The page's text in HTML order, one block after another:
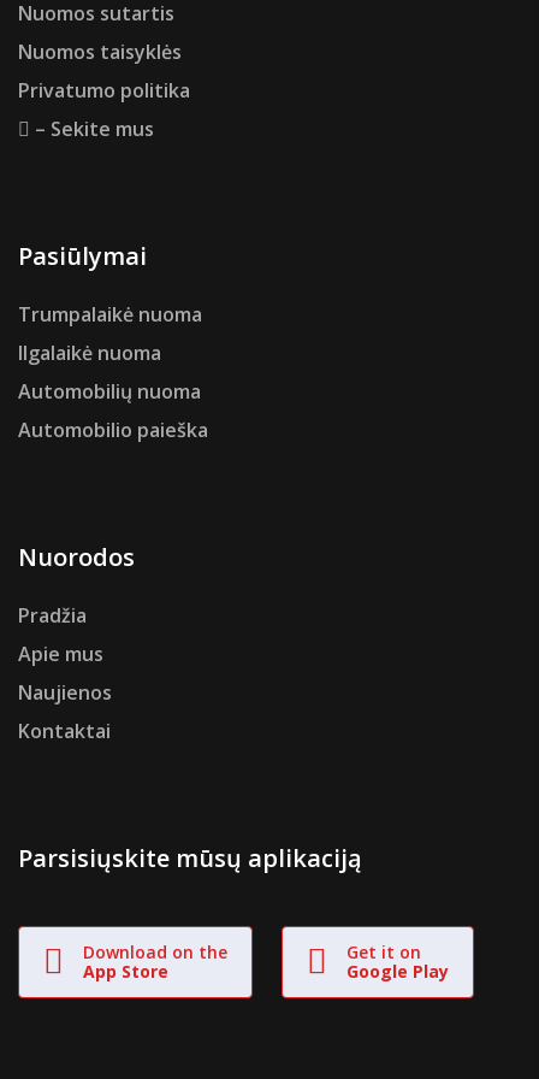
Nuomos sutartis
Nuomos taisyklės
Privatumo politika
– Sekite mus
Pasiūlymai
Trumpalaikė nuoma
Ilgalaikė nuoma
Automobilių nuoma
Automobilio paieška
Nuorodos
Pradžia
Apie mus
Naujienos
Kontaktai
Parsisiųskite mūsų aplikaciją
Download on the
App Store
Get it on
Google Play